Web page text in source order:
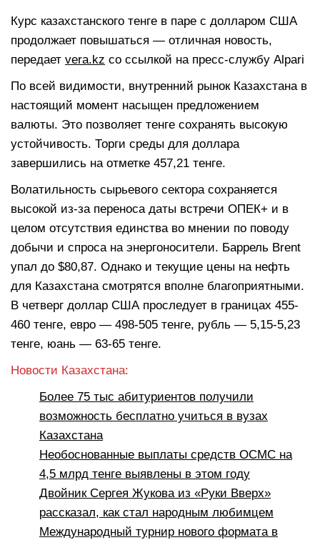
Курс казахстанского тенге в паре с долларом США
продолжает повышаться — отличная новость,
передает vera.kz со ссылкой на пресс-службу Alpari
По всей видимости, внутренний рынок Казахстана в
настоящий момент насыщен предложением
валюты. Это позволяет тенге сохранять высокую
устойчивость. Торги среды для доллара
завершились на отметке 457,21 тенге.
Волатильность сырьевого сектора сохраняется
высокой из-за переноса даты встречи ОПЕК+ и в
целом отсутствия единства во мнении по поводу
добычи и спроса на энергоносители. Баррель Brent
упал до $80,87. Однако и текущие цены на нефть
для Казахстана смотрятся вполне благоприятными.
В четверг доллар США проследует в границах 455-
460 тенге, евро — 498-505 тенге, рубль — 5,15-5,23
тенге, юань — 63-65 тенге.
Новости Казахстана:
Более 75 тыс абитуриентов получили
возможность бесплатно учиться в вузах
Казахстана
Необоснованные выплаты средств ОСМС на
4,5 млрд тенге выявлены в этом году
Двойник Сергея Жукова из «Руки Вверх»
рассказал, как стал народным любимцем
Международный турнир нового формата в